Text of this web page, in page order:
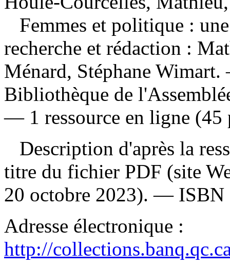
Femmes et politique :
recherche et rédaction :
Ménard, Stéphane
Bibliothèque de
— 1 ressource en ligne (45
Description d'après la
titre du fichier PDF (site
20 octobre 2023). — ISBN
Adresse électronique :
http://